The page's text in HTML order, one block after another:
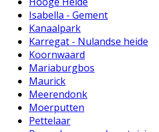
Isabella - Gement
Kanaalpark
Karregat - Nulandse heide
Koornwaard
Mariaburgbos
Maurick
Meerendonk
Moerputten
Pettelaar